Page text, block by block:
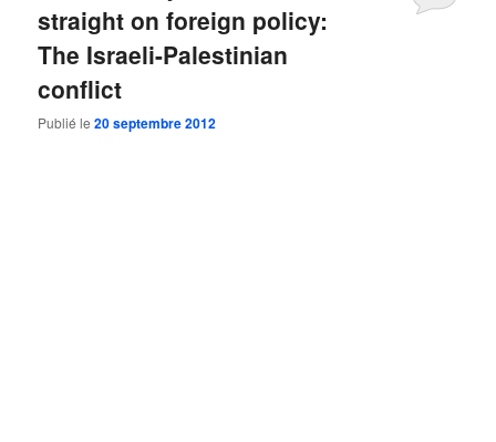
straight on foreign policy:
The Israeli-Palestinian
conflict
Publié le20 septembre 2012